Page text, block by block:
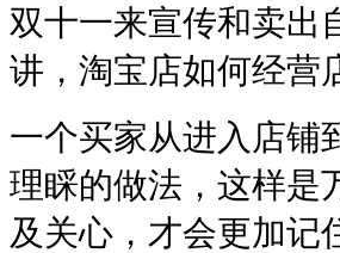
双十一来宣传和卖出
讲，淘宝店如何经营
一个买家从进入店铺
理睬的做法，这样是
及关心，才会更加记